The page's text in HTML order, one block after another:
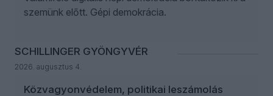
szemünk előtt. Gépi demokrácia.
SCHILLINGER GYÖNGYVÉR
2026. augusztus 4.
Közvagyonvédelem, politikai leszámolás